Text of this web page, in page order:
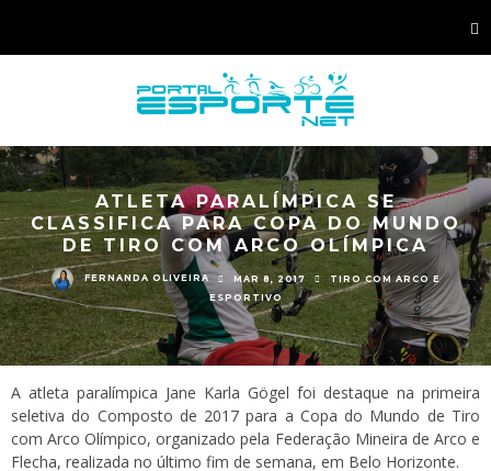
ATLETA PARALÍMPICA SE
CLASSIFICA PARA COPA DO MUNDO
DE TIRO COM ARCO OLÍMPICA
FERNANDA OLIVEIRA MAR 8, 2017
TIRO COM ARCO E
ESPORTIVO
A atleta paralímpica Jane Karla Gögel foi destaque na primeira
seletiva do Composto de 2017 para a Copa do Mundo de Tiro
com Arco Olímpico, organizado pela Federação Mineira de Arco e
Flecha, realizada no último fim de semana, em Belo Horizonte.